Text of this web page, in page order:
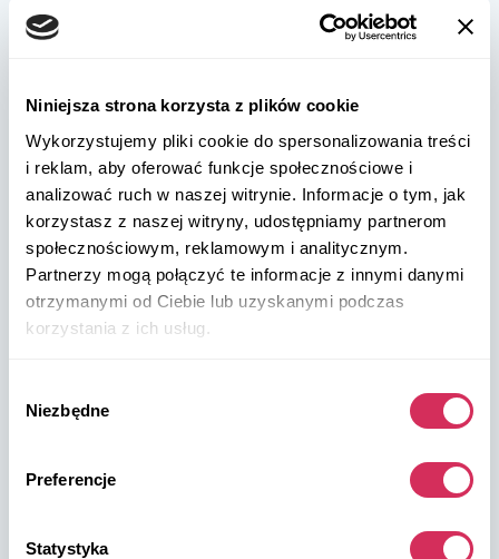
Niniejsza strona korzysta z plików cookie
Wykorzystujemy pliki cookie do spersonalizowania treści
i reklam, aby oferować funkcje społecznościowe i
analizować ruch w naszej witrynie. Informacje o tym, jak
korzystasz z naszej witryny, udostępniamy partnerom
społecznościowym, reklamowym i analitycznym.
Partnerzy mogą połączyć te informacje z innymi danymi
otrzymanymi od Ciebie lub uzyskanymi podczas
korzystania z ich usług.
zgody
Niezbędne
Preferencje
Statystyka
samochodów z USA. Jesteśmy znani i zaufało nam tysiące
klientów na całym świecie. Kupuj samochody na amerykańskich
zorganizujemy ich dostawę z USA szybko i bezpiecznie!
partners@w8shippingpl.com
+48 572 567 718
W8 Shipping PL Grójecka , 194/2 Warszawa, 02-390
na mapie
Magazyny W8 Shipping USA